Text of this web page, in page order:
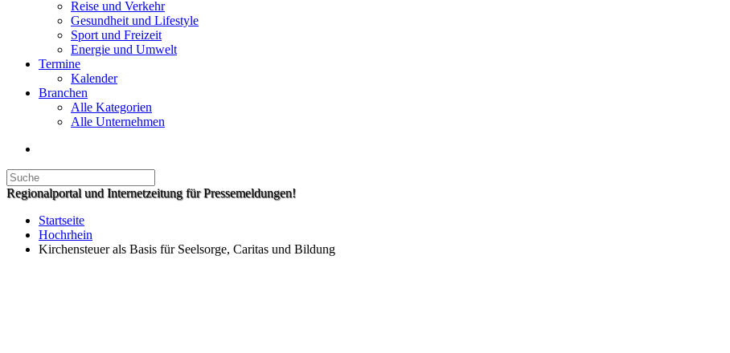
Reise und Verkehr
Gesundheit und Lifestyle
Sport und Freizeit
Energie und Umwelt
Termine
Kalender
Branchen
Alle Kategorien
Alle Unternehmen
Regionalportal und Internetzeitung für Pressemeldungen!
Startseite
Hochrhein
Kirchensteuer als Basis für Seelsorge, Caritas und Bildung